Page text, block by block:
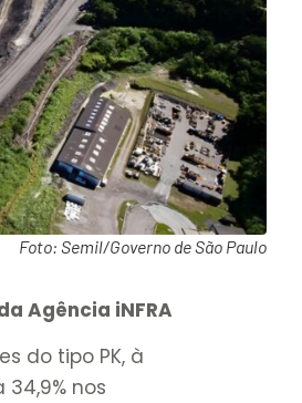
Foto: Semil/Governo de São Paulo
Agência iNFRA
do tipo PK, à
nos